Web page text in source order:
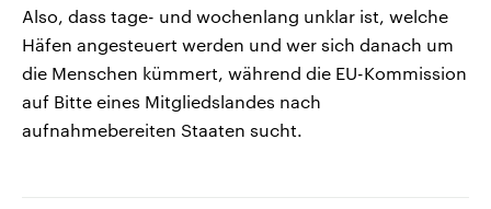
Also, dass tage- und wochenlang unklar ist, welche
Häfen angesteuert werden und wer sich danach um
die Menschen kümmert, während die EU-Kommission
auf Bitte eines Mitgliedslandes nach
aufnahmebereiten Staaten sucht.